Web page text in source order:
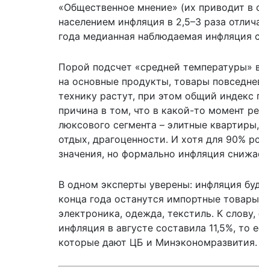
«Общественное мнение» (их приводит в
населением инфляция в 2,5–3 раза
года медианная наблюдаемая инфляция
Порой подсчет «средней температуры»
на основные продукты, товары
технику растут, при этом общий индекс
причина в том, что в какой-то момент
люксового сегмента – элитные
отдых, драгоценности. И хотя для 90%
значения, но формально инфляция
В одном эксперты уверены: инфляция
конца года останутся импортные
электроника, одежда, текстиль. К
инфляция в августе составила 11,5%,
которые дают ЦБ и Минэкономразвития.